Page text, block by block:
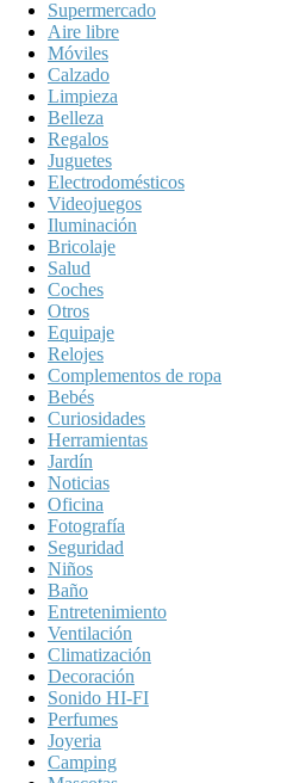
Supermercado
Aire libre
Móviles
Calzado
Limpieza
Belleza
Regalos
Juguetes
Electrodomésticos
Videojuegos
Iluminación
Bricolaje
Salud
Coches
Otros
Equipaje
Relojes
Complementos de ropa
Bebés
Curiosidades
Herramientas
Jardín
Noticias
Oficina
Fotografía
Seguridad
Niños
Baño
Entretenimiento
Ventilación
Climatización
Decoración
Sonido HI-FI
Perfumes
Joyeria
Camping